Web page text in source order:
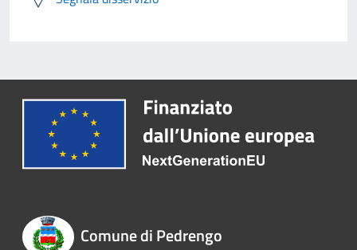
Comune di Pedrengo